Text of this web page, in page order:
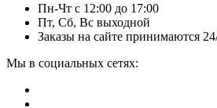
Пн-Чт c 12:00 до 17:00
Пт, Сб, Вс выходной
Заказы на сайте принимаются
Мы в социальных сетях: